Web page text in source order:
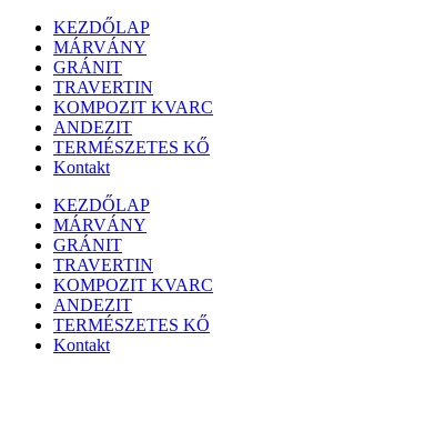
KEZDŐLAP
MÁRVÁNY
GRÁNIT
TRAVERTIN
KOMPOZIT KVARC
ANDEZIT
TERMÉSZETES KŐ
Kontakt
KEZDŐLAP
MÁRVÁNY
GRÁNIT
TRAVERTIN
KOMPOZIT KVARC
ANDEZIT
TERMÉSZETES KŐ
Kontakt